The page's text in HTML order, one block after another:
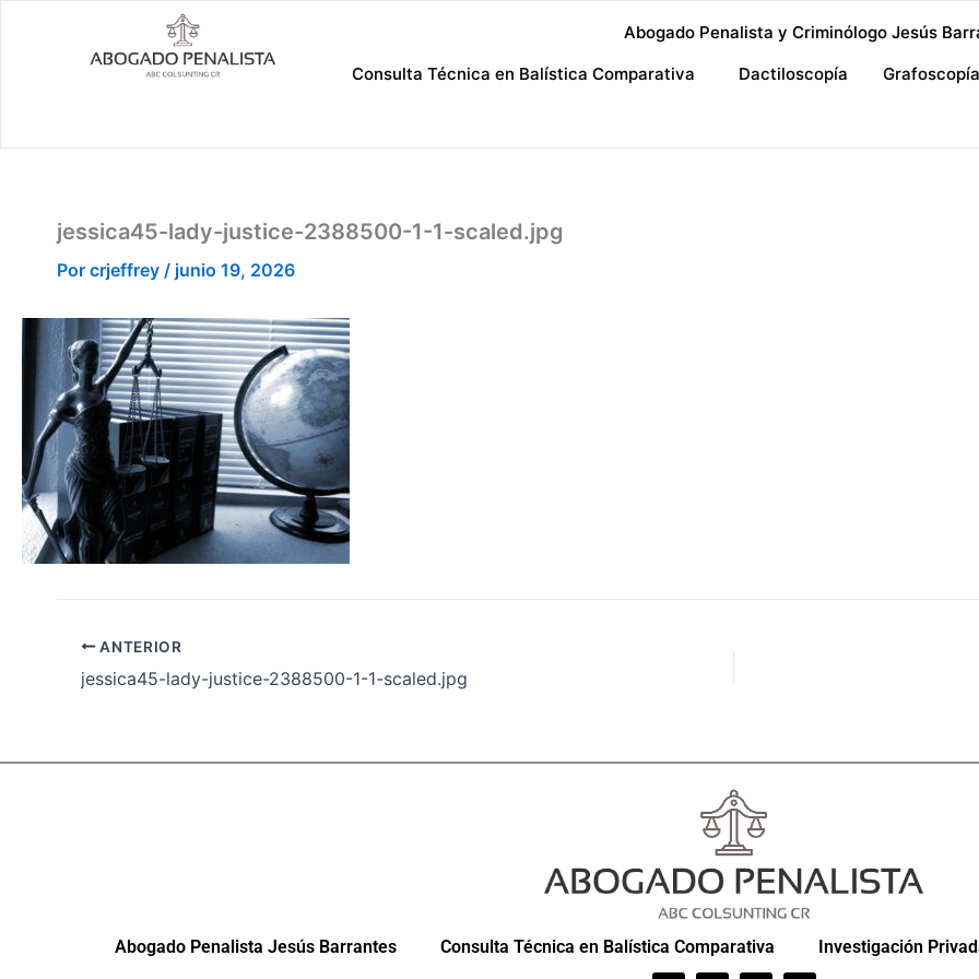
Abogado Penalista y Criminólogo Jesús
Consulta Técnica en Balística Comparativa
Dactiloscopía Grafoscopía
jessica45-lady-justice-2388500-1-1-scaled.jpg
Por crjeffrey / junio 19, 2026
ANTERIOR
jessica45-lady-justice-2388500-1-1-scaled.jpg
Abogado Penalista Jesús Barrantes Consulta Técnica en Balística Comparativa Investigación